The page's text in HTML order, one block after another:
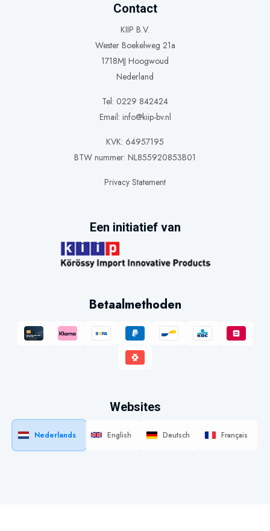
Contact
KIIP B.V.
Wester Boekelweg 21a
1718MJ Hoogwoud
Nederland
Tel: 0229 842424
Email: info@kiip-bv.nl
KVK: 64957195
BTW nummer: NL855920853B01
Privacy Statement
Een initiatief van
Betaalmethoden
Websites
Nederlands English Deutsch Français